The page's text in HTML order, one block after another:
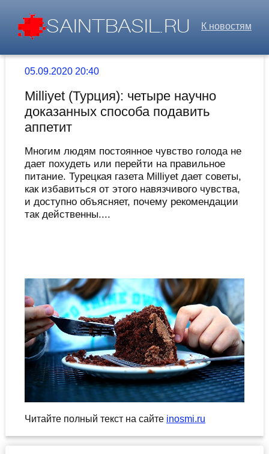
К новостям
05.09.2020 20:40
Milliyet (Турция): четыре научно
доказанных способа подавить
аппетит
Многим людям постоянное чувство голода не
дает похудеть или перейти на правильное
питание. Турецкая газета Milliyet дает советы,
как избавиться от этого навязчивого чувства,
и доступно объясняет, почему рекомендации
так действенны....
Читайте полный текст на сайте inosmi.ru